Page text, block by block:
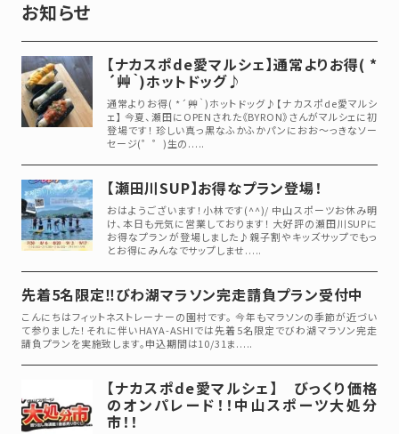
お知らせ
【ナカスポde愛マルシェ】通常よりお得( *
´艸｀)ホットドッグ♪
通常よりお得( *´艸｀)ホットドッグ♪【ナカスポde愛マルシ
ェ】 今夏、瀬田にOPENされた《BYRON》さんがマルシェに初
登場です！ 珍しい真っ黒なふかふかパンにおお～っきなソー
セージ(゜゜)生の.....
【瀬田川SUP】お得なプラン登場！
おはようございます！小林です(^^)/ 中山スポーツお休み明
け、本日も元気に営業しております！ 大好評の瀬田川SUPに
お得なプランが登場しました♪親子割やキッズサップでもっ
とお得にみんなでサップしませ.....
先着5名限定‼びわ湖マラソン完走請負プラン受付中
こんにちはフィットネストレーナーの園村です。 今年もマラソンの季節が近づい
て参りました！それに伴いHAYA-ASHIでは先着5名限定でびわ湖マラソン完走
請負プランを実施致します。申込期間は10/31ま.....
【ナカスポde愛マルシェ】 びっくり価格
のオンパレード！！中山スポーツ大処分
市！！